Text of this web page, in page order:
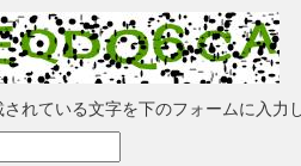
れている文字を下のフォームに入力